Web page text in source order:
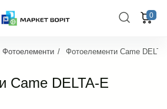
0
Фотоелементи Фотоелементи Came
Came DELTA-E